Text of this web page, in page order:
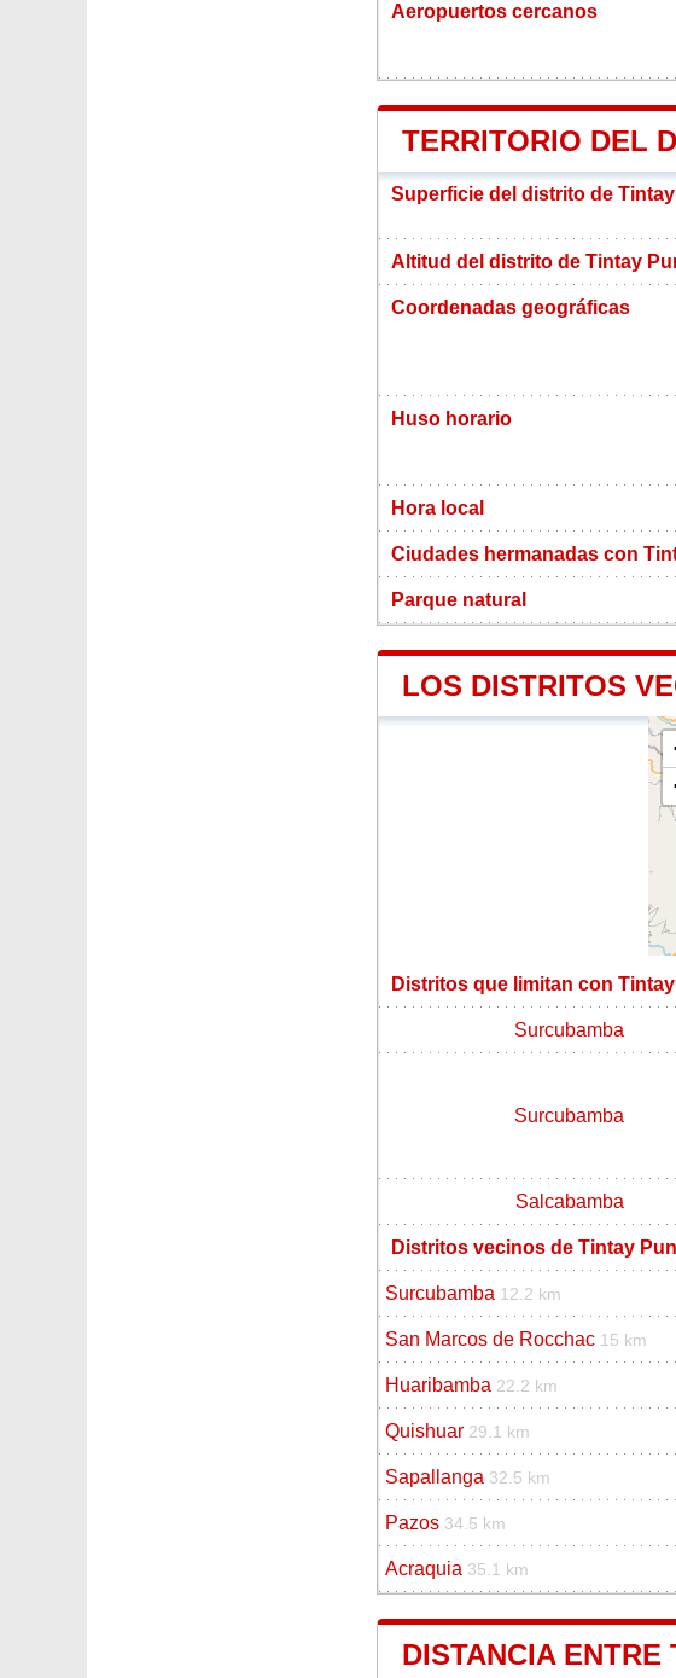
Aeropuertos cercanos
TERRITORIO DEL
Superficie del distrito de
Altitud del distrito de Tintay
Coordenadas geográficas
Huso horario
Hora local
Ciudades hermanadas con
Parque natural
LOS DISTRITOS
Distritos que limitan con
Surcubamba
Surcubamba
Salcabamba
Distritos vecinos de Tintay
Surcubamba 12.2 km
San Marcos de Rocchac 15 km
Huaribamba 22.2 km
Quishuar 29.1 km
Sapallanga 32.5 km
Pazos 34.5 km
Acraquia 35.1 km
DISTANCIA ENTRE